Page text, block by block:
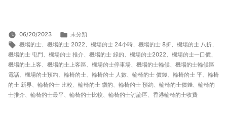
06/20/2023
分
類:
未分類
標
籤:
機場的士、 機場的士 2022、 機場的士 24小時、 機場的士 8折、 機場的士 八折、
機場的士 屯門、 機場的士 推介、 機場的士 綠的、 機場的士2022、 機場的士一口價、
機場的士上客、 機場的士上客區、 機場的士停車場、 機場的士輪候、 機場的士輪候區
電話、 機場的士預約、 輪椅的士、 輪椅的士 人數、 輪椅的士 價錢、 輪椅的士 平、 輪椅
的士 新界、 輪椅的士 比較、 輪椅的士 鑽的、 輪椅的士 預約、 輪椅的士價錢、 輪椅的
士推介、 輪椅的士最平、 輪椅的士比較、 輪椅的士討論區、 香港輪椅的士收費